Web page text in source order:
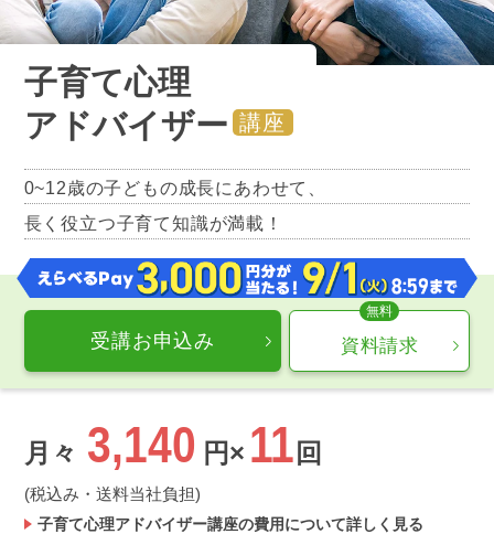
子育て心理
アドバイザー 講座
0~12歳の子どもの成長にあわせて、
長く役立つ子育て知識が満載！
受講お申込み 資料請求
月々 3,140 円× 11 回
(税込み・送料当社負担)
子育て心理アドバイザー講座の費用について詳しく見る